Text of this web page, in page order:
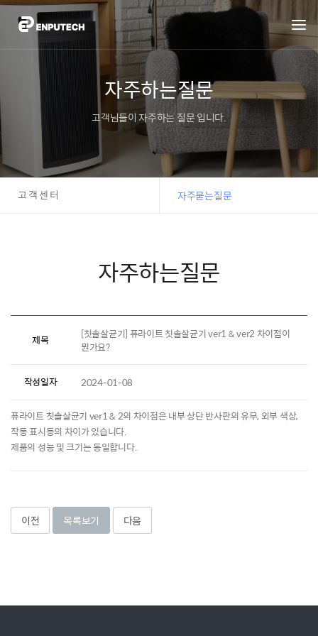
자주하는질문
고객님들이 자주하는 질문 입니다.
고객센터 자주묻는질문
자주하는질문
제목
[칫솔살균기] 퓨라이트 칫솔살균기 ver1 & ver2 차이점이
뭔가요?
작성일자 2024-01-08
퓨라이트 칫솔살균기 ver1 & 2의 차이점은 내부 상단 반사판의 유무, 외부 색상,
작동 표시등의 차이가 있습니다.
제품의 성능 및 크기는 동일합니다.
이전 목록보기 다음